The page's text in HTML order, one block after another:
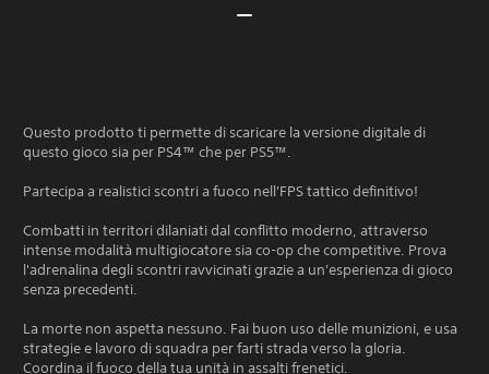
Questo prodotto ti permette di scaricare la versione digitale di
questo gioco sia per PS4™ che per PS5™.
Partecipa a realistici scontri a fuoco nell'FPS tattico definitivo!
Combatti in territori dilaniati dal conflitto moderno, attraverso
intense modalità multigiocatore sia co-op che competitive. Prova
l'adrenalina degli scontri ravvicinati grazie a un'esperienza di gioco
senza precedenti.
La morte non aspetta nessuno. Fai buon uso delle munizioni, e usa
strategie e lavoro di squadra per farti strada verso la gloria.
Coordina il fuoco della tua unità in assalti frenetici.